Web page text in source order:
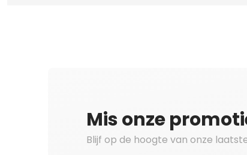
Mis onze
Blijf op de hoogte van onze